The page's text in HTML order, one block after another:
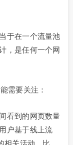
于在一个流量池
，是任何一个网
需要关注：
看到的网页数量
户基于线上流
相关活动，比